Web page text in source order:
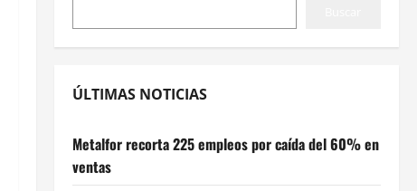
ÚLTIMAS NOTICIAS
Metalfor recorta 225 empleos por caída del 60% en
ventas